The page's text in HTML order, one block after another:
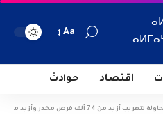
Aa
اقتصاد حوادث
74 ألف قرص مخدر وأزيد من كيلوغرام من مخدر الكوكايين